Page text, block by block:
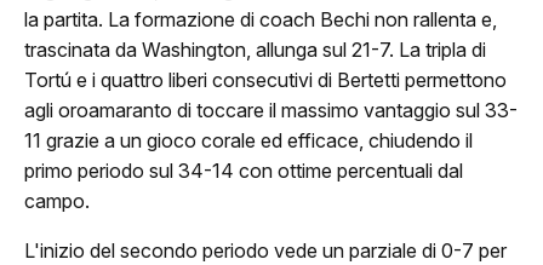
Storia
Squadra 25/26
Organigramma
Safe Guarding
la partita. La formazione di coach Bechi non rallenta e,
trascinata da Washington, allunga sul 21-7. La tripla di
Tortú e i quattro liberi consecutivi di Bertetti permettono
agli oroamaranto di toccare il massimo vantaggio sul 33-
11 grazie a un gioco corale ed efficace, chiudendo il
primo periodo sul 34-14 con ottime percentuali dal
campo.
L'inizio del secondo periodo vede un parziale di 0-7 per